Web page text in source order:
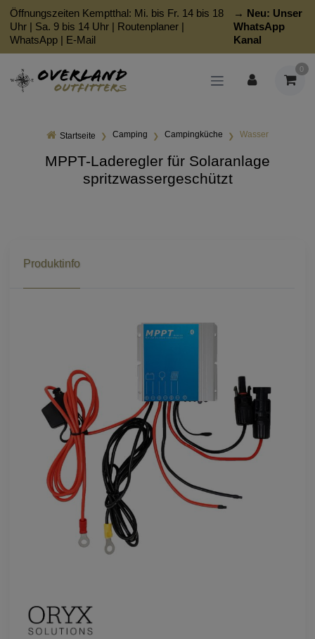
Öffnungszeiten Kemptthal: Mi. bis Fr. 14 bis 18
Uhr | Sa. 9 bis 14 Uhr | Routenplaner |
WhatsApp | E-Mail
→ Neu: Unser
WhatsApp
Kanal
0
Startseite Camping Campingküche Wasser
MPPT-Laderegler für Solaranlage
spritzwassergeschützt
Produktinfo